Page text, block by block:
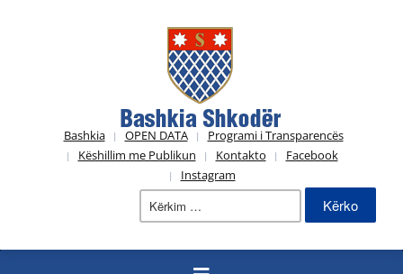
Bashkia OPEN DATA
Programi i Transparencës
Këshillim me Publikun
Kontakto
Facebook
Instagram
Kërko